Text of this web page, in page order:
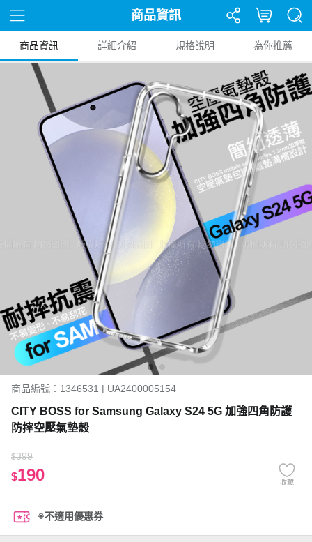
商品資訊
商品資訊 詳細介紹 規格說明 為你推薦
商品編號：1346531 | UA2400005154
CITY BOSS for Samsung Galaxy S24 5G 加強四角防護
防摔空壓氣墊殼
$399
$190 收藏
※不適用優惠券